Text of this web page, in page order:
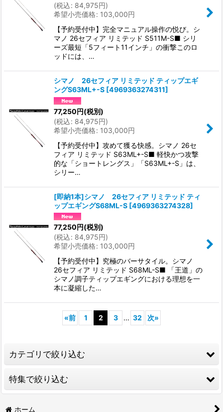
(税込: 84,975円)
希望小売価格: 103,000円
【予約受付中】完全マニュアル操作の悦び。シ
マノ 26セフィア リミテッド S511M-S■ シリ
ーズ最短「5フィート11インチ」の衝撃このロ
ッドには、…
シマノ 26セフィア リミテッド ティップエギ
ングS63ML+-S [4969363274311]
77,250円(税別)
(税込: 84,975円)
希望小売価格: 103,000円
【予約受付中】攻めて獲る快感。シマノ 26セ
フィア リミテッド S63ML+-S■ 軽快かつ攻撃
的な「ショートレングス」「S63ML+-S」は、
シリー…
[即納1本]シマノ 26セフィア リミテッド ティ
ップエギングS68ML-S [4969363274328]
77,250円(税別)
(税込: 84,975円)
希望小売価格: 103,000円
【予約受付中】究極のバーサタイル。シマノ
26セフィア リミテッド S68ML-S■ 「王道」の
シマノ調子ティップエギングにおける理想を一
本に凝縮した…
«前 1 2 3 ... 32 次»
カテゴリで絞り込む
☆つり吉オリジナルブランド[FRONTIER]~フロンティア~
☆つり吉オリジナルリール・カスタムパーツ
特集で絞り込む
2026年新製品情報局
ホーム